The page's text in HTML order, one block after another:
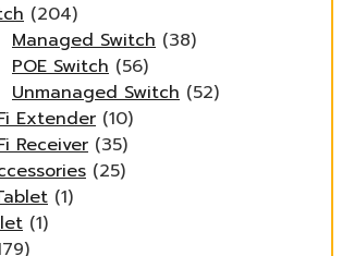
(204)
Managed Switch (38)
POE Switch (56)
Unmanaged Switch (52)
Extender (10)
Receiver (35)
(25)
(1)
(1)